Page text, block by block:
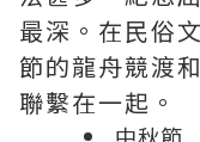
最深。在民俗
節的龍舟競渡
聯繫在一起。